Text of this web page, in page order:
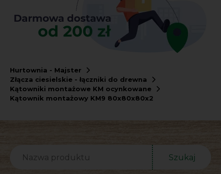
Hurtownia - Majster
Złącza ciesielskie - łączniki do drewna
Kątowniki montażowe KM ocynkowane
Kątownik montażowy KM9 80x80x80x2
Szukaj